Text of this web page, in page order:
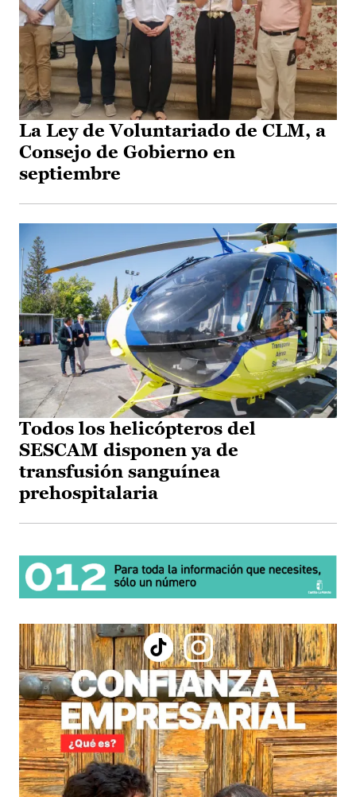
La Ley de Voluntariado de CLM, a
Consejo de Gobierno en
septiembre
Todos los helicópteros del
SESCAM disponen ya de
transfusión sanguínea
prehospitalaria